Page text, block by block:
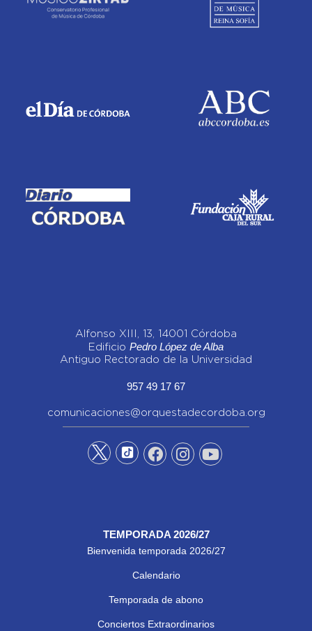
Alfonso XIII, 13, 14001 Córdoba
Edificio Pedro López de Alba
Antiguo Rectorado de la Universidad
957 49 17 67
comunicaciones@orquestadecordoba.org
TEMPORADA 2026/27
Bienvenida temporada 2026/27
Calendario
Temporada de abono
Conciertos Extraordinarios